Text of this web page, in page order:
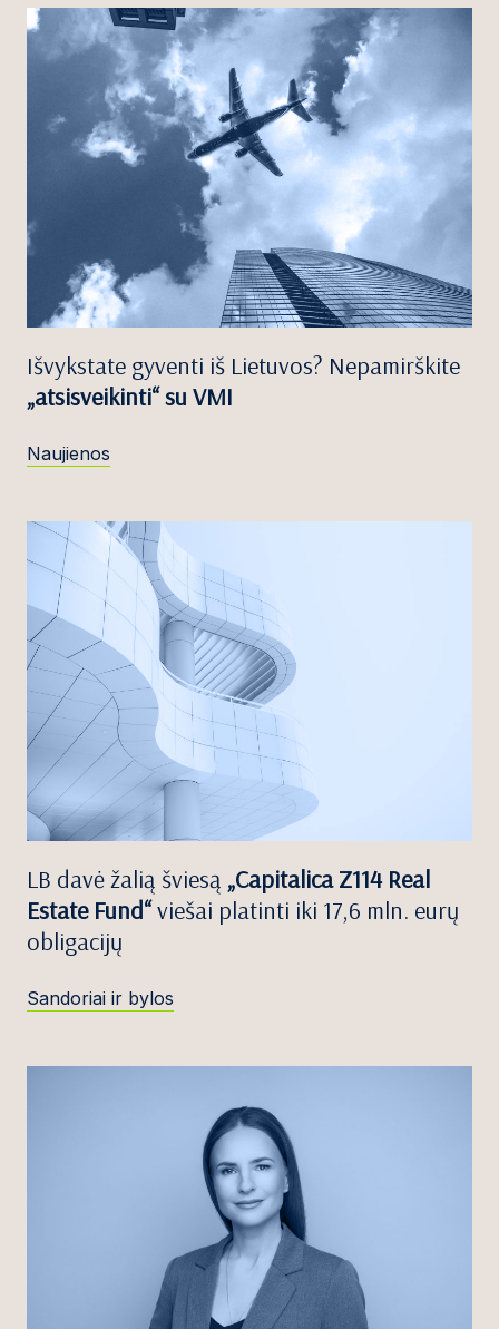
Išvykstate gyventi iš Lietuvos? Nepamirškite
„atsisveikinti“ su VMI
Naujienos
LB davė žalią šviesą „Capitalica Z114 Real
Estate Fund“viešai platinti iki 17,6 mln. eurų
obligacijų
Sandoriai ir bylos